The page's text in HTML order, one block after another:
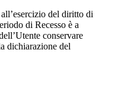
del diritto di
di Recesso è a
conservare
dichiarazione del